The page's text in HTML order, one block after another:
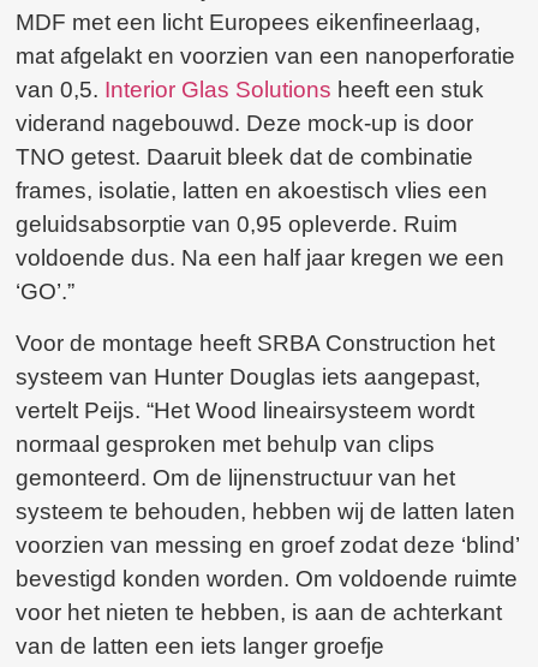
MDF met een licht Europees eikenfineerlaag,
mat afgelakt en voorzien van een nanoperforatie
van 0,5. Interior Glas Solutions heeft een stuk
viderand nagebouwd. Deze mock-up is door
TNO getest. Daaruit bleek dat de combinatie
frames, isolatie, latten en akoestisch vlies een
geluidsabsorptie van 0,95 opleverde. Ruim
voldoende dus. Na een half jaar kregen we een
‘GO’.”
Voor de montage heeft SRBA Construction het
systeem van Hunter Douglas iets aangepast,
vertelt Peijs. “Het Wood lineairsysteem wordt
normaal gesproken met behulp van clips
gemonteerd. Om de lijnenstructuur van het
systeem te behouden, hebben wij de latten laten
voorzien van messing en groef zodat deze ‘blind’
bevestigd konden worden. Om voldoende ruimte
voor het nieten te hebben, is aan de achterkant
van de latten een iets langer groefje